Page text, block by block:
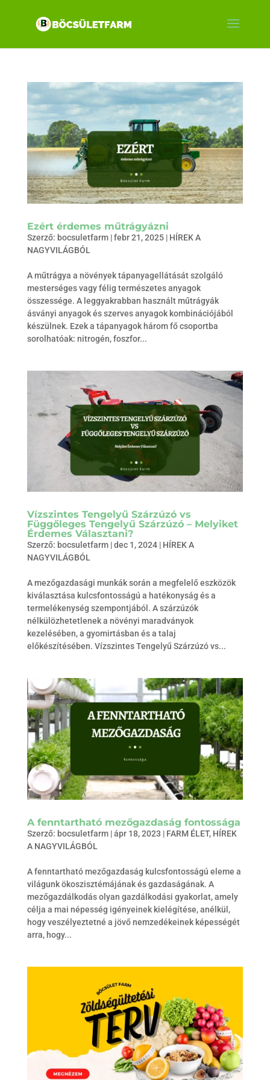
Ezért érdemes műtrágyázni
Szerző: bocsuletfarm|febr 21, 2025| HÍREK A
NAGYVILÁGBÓL
A műtrágya a növények tápanyagellátását szolgáló
mesterséges vagy félig természetes anyagok
összessége. A leggyakrabban használt műtrágyák
ásványi anyagok és szerves anyagok kombinációjából
készülnek. Ezek a tápanyagok három fő csoportba
sorolhatóak: nitrogén, foszfor...
Vízszintes Tengelyű Szárzúzó vs
Függőleges Tengelyű Szárzúzó – Melyiket
Érdemes Választani?
Szerző: bocsuletfarm|dec 1, 2024| HÍREK A
NAGYVILÁGBÓL
A mezőgazdasági munkák során a megfelelő eszközök
kiválasztása kulcsfontosságú a hatékonyság és a
termelékenység szempontjából. A szárzúzók
nélkülözhetetlenek a növényi maradványok
kezelésében, a gyomirtásban és a talaj
előkészítésében. Vízszintes Tengelyű Szárzúzó vs...
A fenntartható mezőgazdaság fontossága
Szerző: bocsuletfarm|ápr 18, 2023 | FARM ÉLET, HÍREK
A NAGYVILÁGBÓL
A fenntartható mezőgazdaság kulcsfontosságú eleme a
világunk ökoszisztémájának és gazdaságának. A
mezőgazdálkodás olyan gazdálkodási gyakorlat, amely
célja a mai népesség igényeinek kielégítése, anélkül,
hogy veszélyeztetné a jövő nemzedékeinek képességét
arra, hogy...